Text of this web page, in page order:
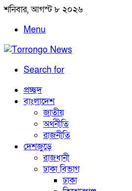
শনিবার, আগস্ট ৮ ২০২৬
Menu
Search for
প্রচ্ছদ
বাংলাদেশ
জাতীয়
অর্থনীতি
রাজনীতি
দেশজুড়ে
রাজধানী
ঢাকা বিভাগ
ঢাকা